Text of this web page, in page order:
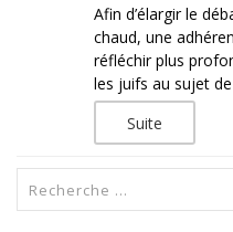
Afin d’élargir le
chaud, une
réfléchir plus
les juifs au sujet
Suite